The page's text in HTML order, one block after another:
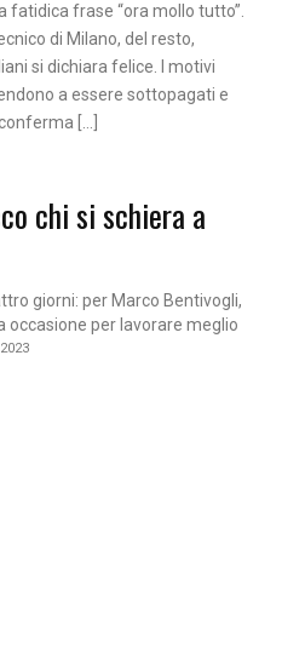
fatidica frase “ora mollo tutto”.
di Milano, del resto,
si dichiara felice. I motivi
a essere sottopagati e
[…]
chi si schiera a
giorni: per Marco Bentivogli,
occasione per lavorare meglio